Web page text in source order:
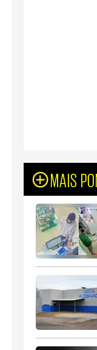
MAIS